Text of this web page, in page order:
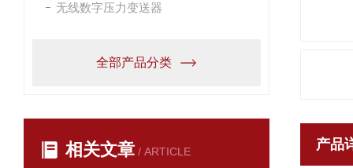
无线数字压力变送器
全部产品分类
相关文章 / ARTICLE 产品